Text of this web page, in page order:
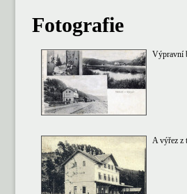
Fotografie
Výpravní
A výřez z